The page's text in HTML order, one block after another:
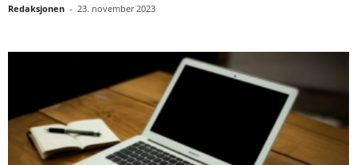
Redaksjonen - 23. november 2023